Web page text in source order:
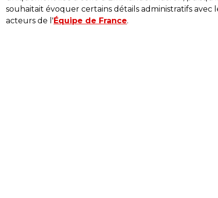
souhaitait évoquer certains détails administratifs avec
acteurs de l' Équipe de France.